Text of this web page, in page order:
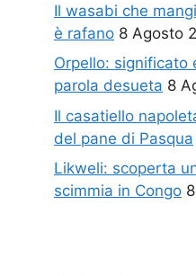
Il wasabi che
è rafano 8 Agosto
Orpello: significato
parola desueta 8
Il casatiello
del pane di Pasqua
Likweli: scoperta
scimmia in Congo